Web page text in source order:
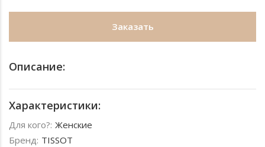
Заказать
Описание:
Характеристики:
Для кого?: Женские
Бренд: TISSOT